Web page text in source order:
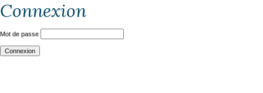
Connexion
Mot de passe